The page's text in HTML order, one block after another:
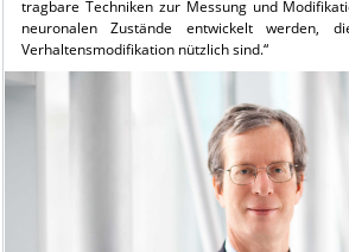
tragbare Techniken zur Messung und
neuronalen Zustände entwickelt werden,
Verhaltensmodifikation nützlich sind.“